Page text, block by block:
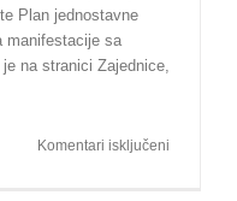
Plan jednostavne
manifestacije sa
na stranici Zajednice,
Komentari isključeni